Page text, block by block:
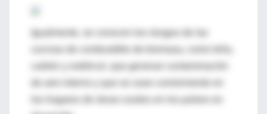
Igualmente, se conocen los riesgos de las
carbón y estiércol, que generan contaminación
los hogares de áreas rurales en los países en